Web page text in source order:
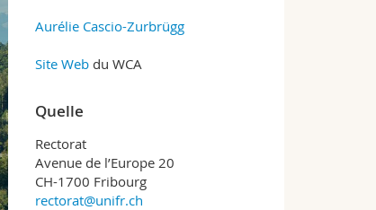
Aurélie Cascio-Zurbrügg
Site Webdu WCA
Quelle
Rectorat
Avenue de l’Europe 20
CH-1700 Fribourg
rectorat@unifr.ch